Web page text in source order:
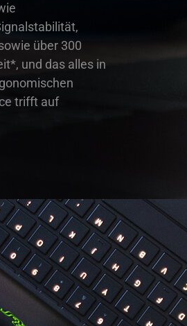
über 300
und das alles in
trifft auf